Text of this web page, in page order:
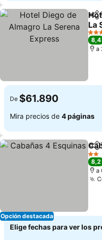
La
4
8,4
a
De $61.890
Mira precios de 4 páginas
Opción destacada
2
8,2
a
Elige fechas para ver los